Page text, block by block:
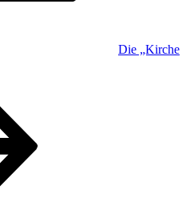
Die „Kirche